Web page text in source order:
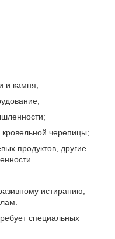
и камня;
черепицы;
продуктов, другие
истиранию,
специальных